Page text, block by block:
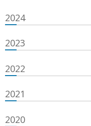
2024
2023
2022
2021
2020